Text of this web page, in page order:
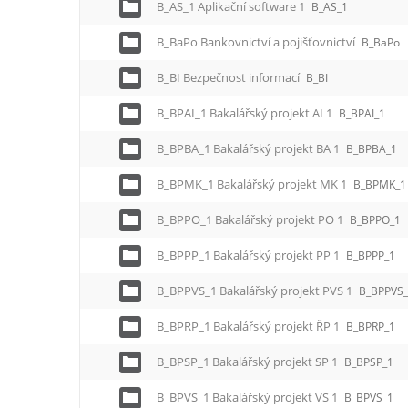
B_AS_1 Aplikační software 1 B_AS_1
B_BaPo Bankovnictví a pojišťovnictví B_BaPo
B_BI Bezpečnost informací B_BI
B_BPAI_1 Bakalářský projekt AI 1 B_BPAI_1
B_BPBA_1 Bakalářský projekt BA 1 B_BPBA_1
B_BPMK_1 Bakalářský projekt MK 1 B_BPMK_1
B_BPPO_1 Bakalářský projekt PO 1 B_BPPO_1
B_BPPP_1 Bakalářský projekt PP 1 B_BPPP_1
B_BPPVS_1 Bakalářský projekt PVS 1
B_BPRP_1 Bakalářský projekt ŘP 1 B_BPRP_1
B_BPSP_1 Bakalářský projekt SP 1 B_BPSP_1
B_BPVS_1 Bakalářský projekt VS 1 B_BPVS_1